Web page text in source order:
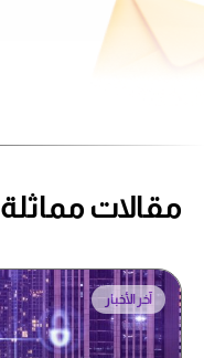
مقالات مماثلة
آخر الأخبار